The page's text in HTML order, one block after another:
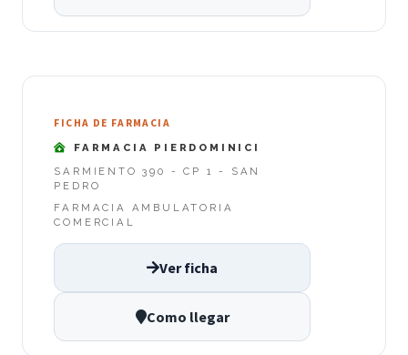
FICHA DE FARMACIA
FARMACIA PIERDOMINICI
SARMIENTO 390 - CP 1 - SAN
PEDRO
FARMACIA AMBULATORIA
COMERCIAL
Ver ficha
Como llegar